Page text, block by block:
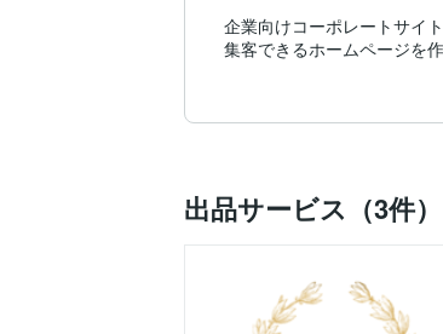
企業向けコーポレートサイ
集客できるホームページを作
ホームページビルダーなど
ファッションデザイナーに
広告代理店でリスティング
webデザイナーになった今
出品サービス（3件）